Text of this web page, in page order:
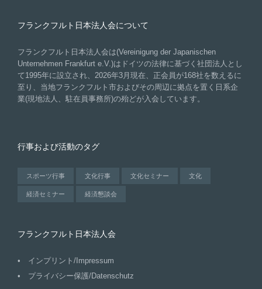
フランクフルト日本法人会について
フランクフルト日本法人会は(Vereinigung der Japanischen
Unternehmen Frankfurt e.V.)はドイツの法律に基づく社団法人とし
て1995年に設立され、2026年3月現在、正会員が168社を数えるに
至り、当地フランクフルト市およびその周辺に拠点を置く日系企
業(現地法人、駐在員事務所)の殆どが入会しています。
行事および活動のタグ
スポーツ行事 文化行事 文化セミナー 文化
経済セミナー 経済懇談会
フランクフルト日本法人会
インプリント/Impressum
プライバシー保護/Datenschutz